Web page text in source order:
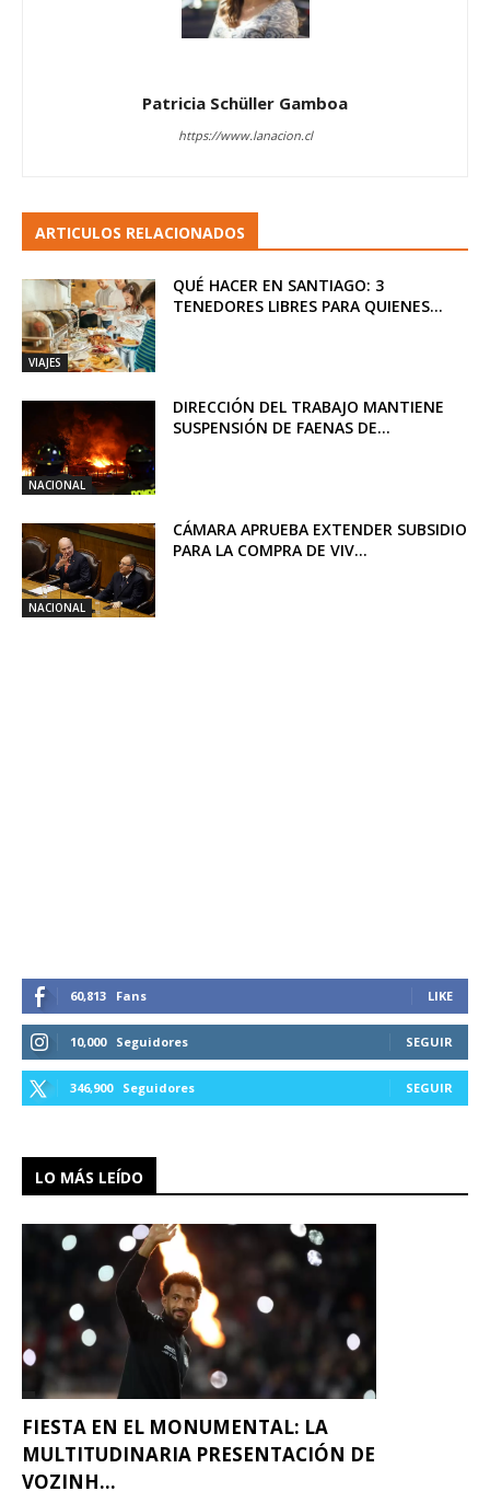
Patricia Schüller Gamboa
https://www.lanacion.cl
ARTICULOS RELACIONADOS
VIAJES
QUÉ HACER EN SANTIAGO: 3
TENEDORES LIBRES PARA QUIENES...
NACIONAL
DIRECCIÓN DEL TRABAJO MANTIENE
SUSPENSIÓN DE FAENAS DE...
NACIONAL
CÁMARA APRUEBA EXTENDER SUBSIDIO
PARA LA COMPRA DE VIV...
60,813 Fans LIKE
10,000 Seguidores SEGUIR
346,900 Seguidores SEGUIR
LO MÁS LEÍDO
FIESTA EN EL MONUMENTAL: LA
MULTITUDINARIA PRESENTACIÓN DE
VOZINH...